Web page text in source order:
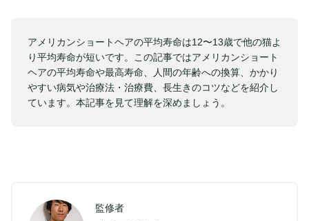
アメリカンショートヘアの平均寿命は12〜13歳で他の猫よ
り平均寿命が短いです。この記事ではアメリカンショート
ヘアの平均寿命や最高寿命、人間の年齢への換算、かかり
やすい病気や治療法・治療費、長生きのコツなどを紹介し
ています。本記事を見て理解を深めましょう。
監修者